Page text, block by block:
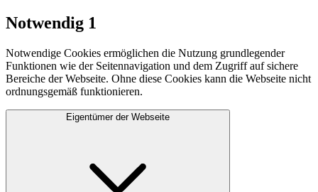
Notwendig 1
Notwendige Cookies ermöglichen die Nutzung grundlegender
Funktionen wie der Seitennavigation und dem Zugriff auf sichere
Bereiche der Webseite. Ohne diese Cookies kann die Webseite nicht
ordnungsgemäß funktionieren.
Eigentümer der Webseite